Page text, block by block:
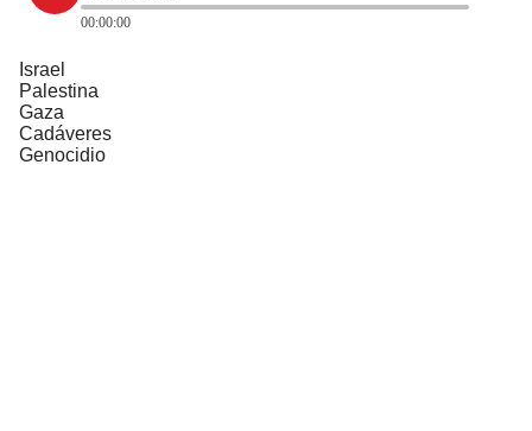
00:00:00
Israel
Palestina
Gaza
Cadáveres
Genocidio